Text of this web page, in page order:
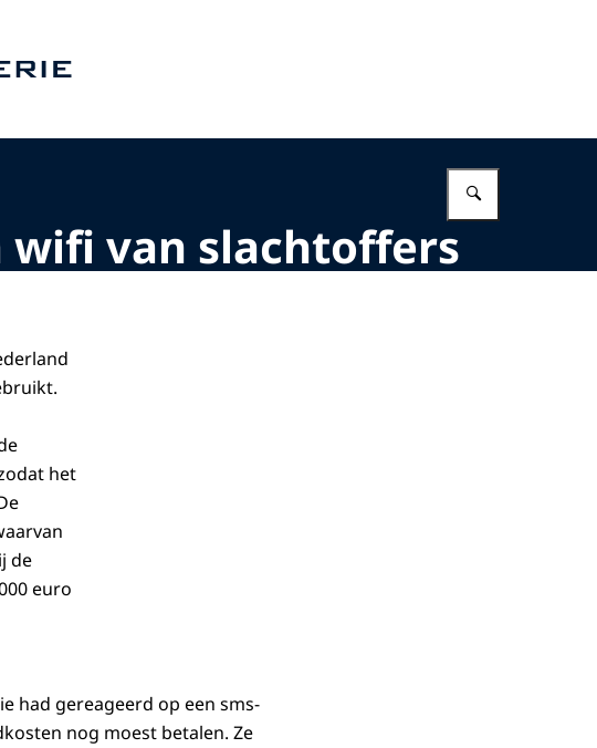
wifi van slachtoffers
het
de
euro
had gereageerd op een sms-
nog moest betalen. Ze